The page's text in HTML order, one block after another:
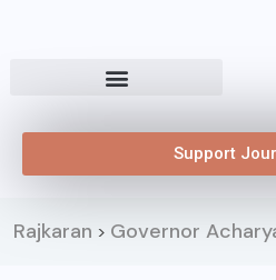
Support
Rajkaran > Governor